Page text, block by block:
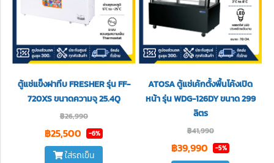
ตู้แช่แข็งฝาทึบ FRESHER รุ่น FF-
720XS ขนาดความจุ 25.4Q
฿26,990
฿25,500 -6%
ใส่รถเข็น
ATOSA ตู้แช่เค้กตั้งพื้นโค้งเปิด
หน้า รุ่น WDG-126DY ขนาด 299
ลิตร
฿41,990
฿39,990 -5%